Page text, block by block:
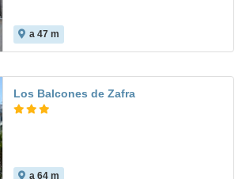
a 47 m
Los Balcones de Zafra
a 64 m